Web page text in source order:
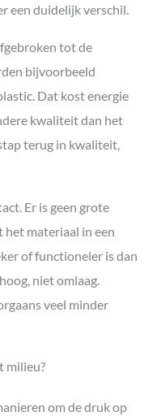
een duidelijk verschil.
tot de
bijvoorbeeld
Dat kost energie
kwaliteit dan het
terug in kwaliteit,
Er is geen grote
het materiaal in een
of functioneler is dan
niet omlaag.
veel minder
milieu?
om de druk op